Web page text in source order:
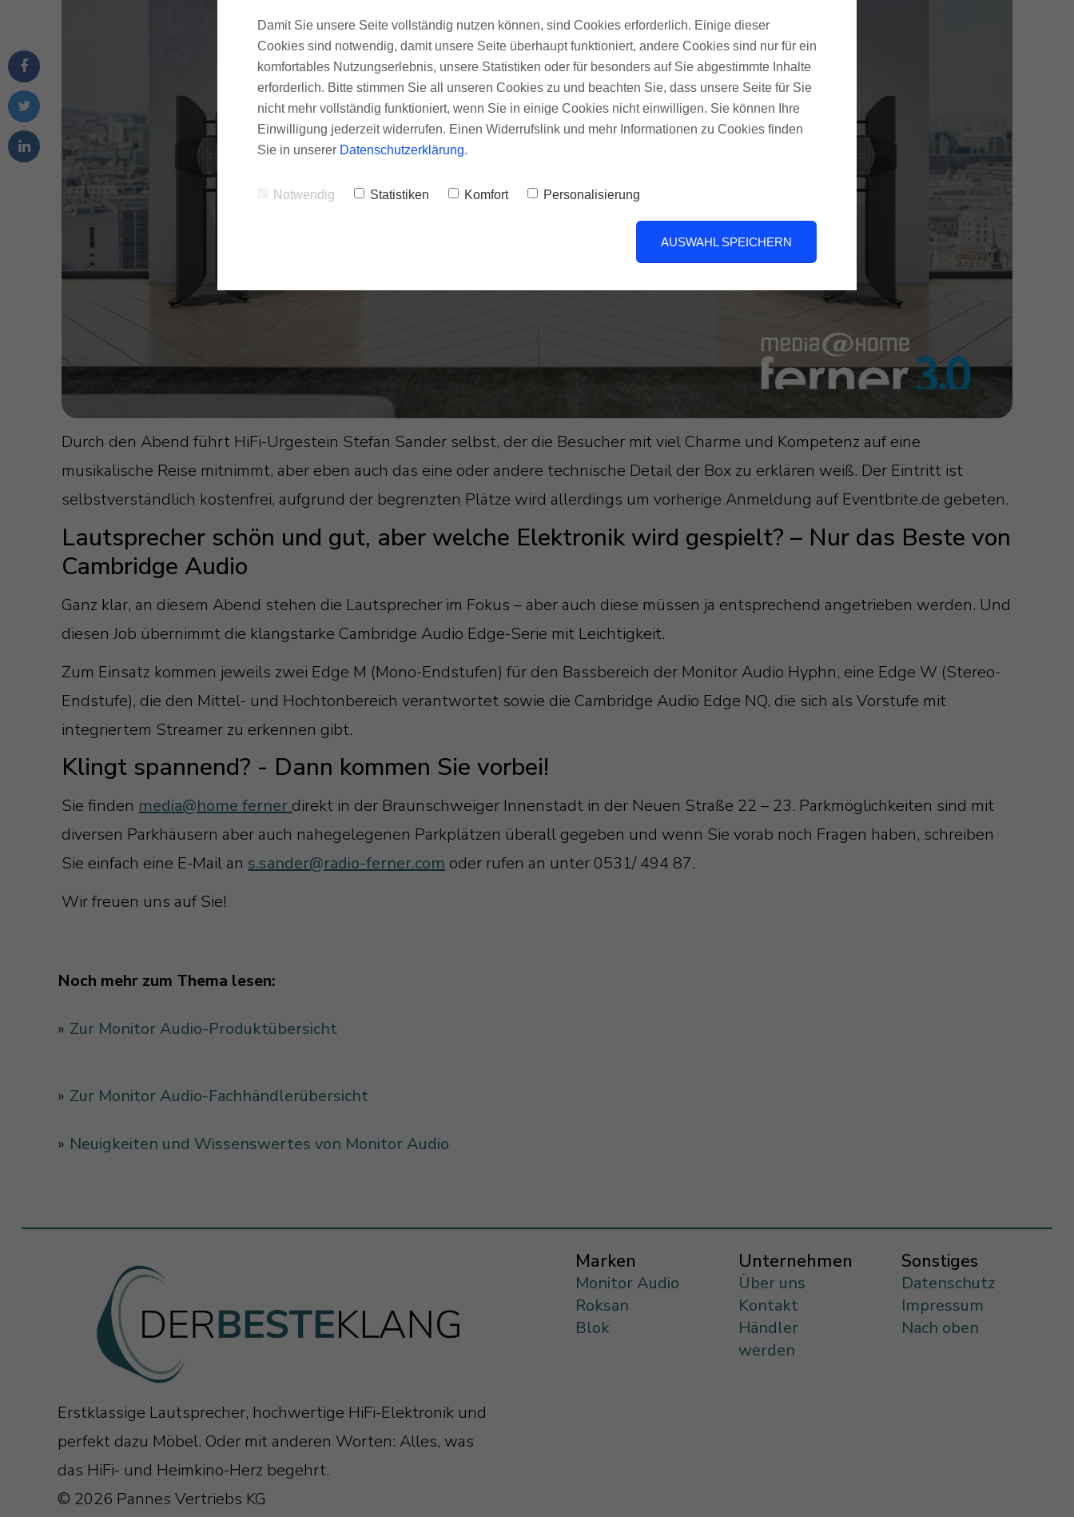
Durch den Abend führt HiFi-Urgestein Stefan Sander selbst, der die Besucher mit viel Charme und Kompetenz auf eine
musikalische Reise mitnimmt, aber eben auch das eine oder andere technische Detail der Box zu erklären weiß. Der Eintritt ist
selbstverständlich kostenfrei, aufgrund der begrenzten Plätze wird allerdings um vorherige Anmeldung auf Eventbrite.de gebeten.
Lautsprecher schön und gut, aber welche Elektronik wird gespielt? – Nur das Beste von
Cambridge Audio
Ganz klar, an diesem Abend stehen die Lautsprecher im Fokus – aber auch diese müssen ja entsprechend angetrieben werden. Und
diesen Job übernimmt die klangstarke Cambridge Audio Edge-Serie mit Leichtigkeit.
Zum Einsatz kommen jeweils zwei Edge M (Mono-Endstufen) für den Bassbereich der Monitor Audio Hyphn, eine Edge W (Stereo-
Endstufe), die den Mittel- und Hochtonbereich verantwortet sowie die Cambridge Audio Edge NQ, die sich als Vorstufe mit
integriertem Streamer zu erkennen gibt.
Klingt spannend? - Dann kommen Sie vorbei!
Sie finden media@home ferner direkt in der Braunschweiger Innenstadt in der Neuen Straße 22 – 23. Parkmöglichkeiten sind mit
diversen Parkhäusern aber auch nahegelegenen Parkplätzen überall gegeben und wenn Sie vorab noch Fragen haben, schreiben
Sie einfach eine E-Mail an s.sander@radio-ferner.com oder rufen an unter 0531/ 494 87.
Wir freuen uns auf Sie!
Noch mehr zum Thema lesen:
» Zur Monitor Audio-Produktübersicht
» Zur Monitor Audio-Fachhändlerübersicht
» Neuigkeiten und Wissenswertes von Monitor Audio
Erstklassige Lautsprecher, hochwertige HiFi-Elektronik und
perfekt dazu Möbel. Oder mit anderen Worten: Alles, was
das HiFi- und Heimkino-Herz begehrt.
© 2026 Pannes Vertriebs KG
Marken
Monitor Audio
Roksan
Blok
Unternehmen
Über uns
Kontakt
Händler
werden
Sonstiges
Datenschutz
Impressum
Nach oben
Damit Sie unsere Seite vollständig nutzen können, sind Cookies erforderlich. Einige dieser
Cookies sind notwendig, damit unsere Seite überhaupt funktioniert, andere Cookies sind nur für ein
komfortables Nutzungserlebnis, unsere Statistiken oder für besonders auf Sie abgestimmte Inhalte
erforderlich. Bitte stimmen Sie all unseren Cookies zu und beachten Sie, dass unsere Seite für Sie
nicht mehr vollständig funktioniert, wenn Sie in einige Cookies nicht einwilligen. Sie können Ihre
Einwilligung jederzeit widerrufen. Einen Widerrufslink und mehr Informationen zu Cookies finden
Sie in unserer Datenschutzerklärung.
Notwendig Statistiken Komfort Personalisierung
AUSWAHL SPEICHERN